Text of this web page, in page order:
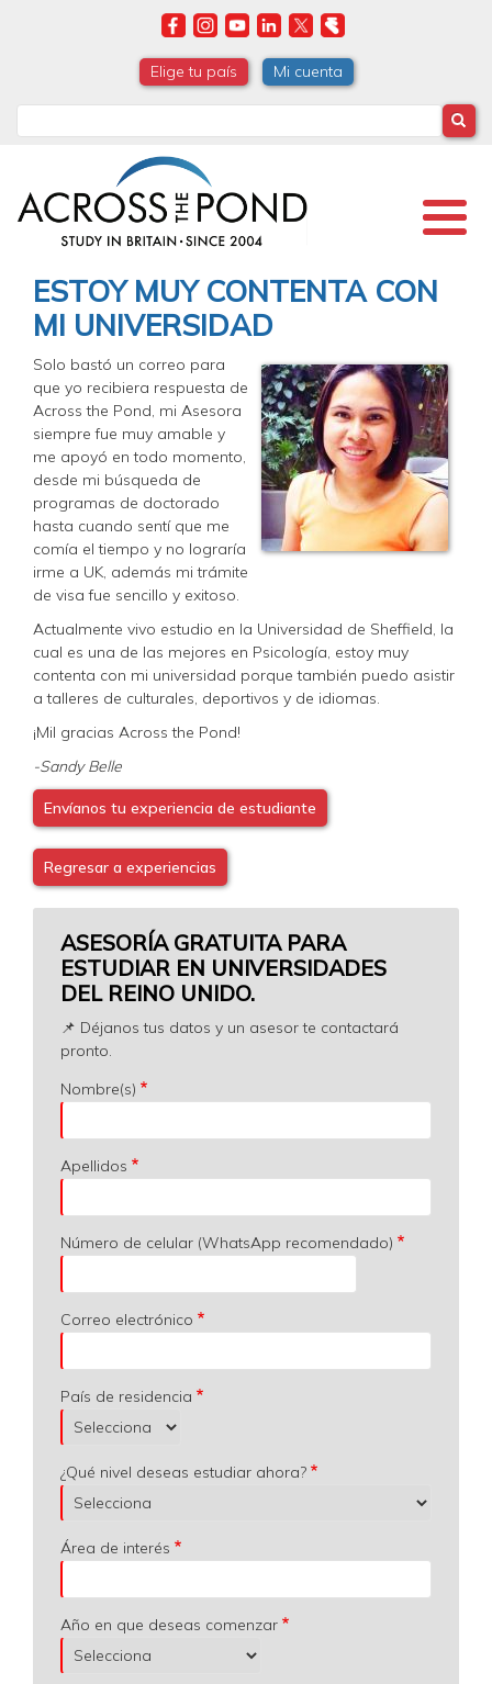
Elige tu país Mi cuenta
ESTOY MUY CONTENTA CON
MI UNIVERSIDAD
Solo bastó un correo para
que yo recibiera respuesta de
Across the Pond, mi Asesora
siempre fue muy amable y
me apoyó en todo momento,
desde mi búsqueda de
programas de doctorado
hasta cuando sentí que me
comía el tiempo y no lograría
irme a UK, además mi trámite
de visa fue sencillo y exitoso.
Actualmente vivo estudio en la Universidad de Sheffield, la
cual es una de las mejores en Psicología, estoy muy
contenta con mi universidad porque también puedo asistir
a talleres de culturales, deportivos y de idiomas.
¡Mil gracias Across the Pond!
-Sandy Belle
Envíanos tu experiencia de estudiante
Regresar a experiencias
ASESORÍA GRATUITA PARA
ESTUDIAR EN UNIVERSIDADES
DEL REINO UNIDO.
📌 Déjanos tus datos y un asesor te contactará
pronto.
Nombre(s)
Apellidos
Número de celular (WhatsApp recomendado)
Correo electrónico
País de residencia
¿Qué nivel deseas estudiar ahora?
Área de interés
Año en que deseas comenzar